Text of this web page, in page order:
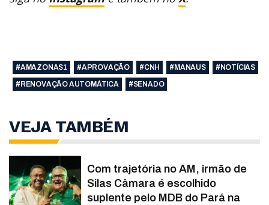
#AMAZONAS1 #APROVAÇÃO #CNH #MANAUS
#NOTÍCIAS
#RENOVAÇÃO AUTOMÁTICA
#SENADO
VEJA TAMBÉM
Com trajetória no AM, irmão de
Silas Câmara é escolhido
suplente pelo MDB do Pará na